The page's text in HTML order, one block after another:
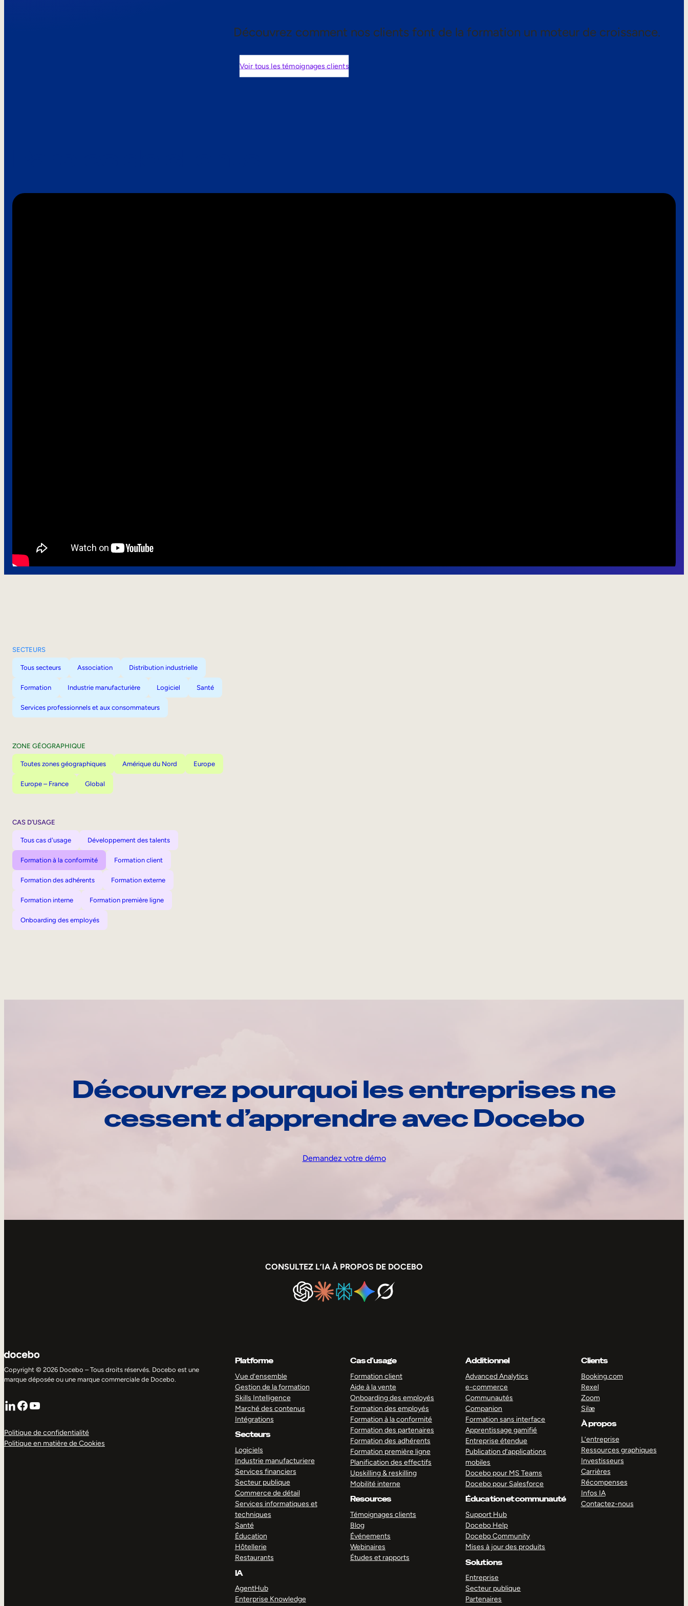
Découvrez comment nos clients font de la formation un moteur de croissance.
Voir tous les témoignages clients
SECTEURS
Tous secteurs Association Distribution industrielle
Formation Industrie manufacturière Logiciel Santé
Services professionnels et aux consommateurs
ZONE GÉOGRAPHIQUE
Toutes zones géographiques Amérique du Nord Europe
Europe – France Global
CAS D’USAGE
Tous cas d'usage Développement des talents
Formation à la conformité Formation client
Formation des adhérents Formation externe
Formation interne Formation première ligne
Onboarding des employés
Découvrez pourquoi les entreprises ne
cessent d’apprendre avec Docebo
Demandez votre démo
CONSULTEZ L’IA À PROPOS DE DOCEBO
Copyright © 2026 Docebo – Tous droits réservés. Docebo est une
marque déposée ou une marque commerciale de Docebo.
LinkedIn
Facebook
YouTube
Politique de confidentialité
Politique en matière de Cookies
Platforme
Vue d’ensemble
Gestion de la formation
Skills Intelligence
Marché des contenus
Intégrations
Secteurs
Logiciels
Industrie manufacturiere
Services financiers
Secteur publique
Commerce de détail
Services informatiques et
techniques
Santé
Éducation
Hôtellerie
Restaurants
IA
AgentHub
Enterprise Knowledge
Cas d’usage
Formation client
Aide à la vente
Onboarding des employés
Formation des employés
Formation à la conformité
Formation des partenaires
Formation des adhérents
Formation première ligne
Planification des effectifs
Upskilling & reskilling
Mobilité interne
Resources
Témoignages clients
Blog
Événements
Webinaires
Études et rapports
Additionnel
Advanced Analytics
e-commerce
Communautés
Companion
Formation sans interface
Apprentissage gamifié
Entreprise étendue
Publication d’applications
mobiles
Docebo pour MS Teams
Docebo pour Salesforce
Éducation et communauté
Support Hub
Docebo Help
Docebo Community
Mises à jour des produits
Solutions
Entreprise
Secteur publique
Partenaires
Clients
Booking.com
Rexel
Zoom
Silæ
À propos
L’entreprise
Ressources graphiques
Investisseurs
Carrières
Récompenses
Infos IA
Contactez-nous